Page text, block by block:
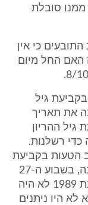
ממנו סובלת
5/05 הודיע ב"כ התובעים כי אין
האם החל מיום
גיל
את תאריך
גיל ההריון
כדי רשלנות.
הטעות בקביעת
גיל ההריון אלא משום שנולדה טרם זמנה, בשבוע ה-27
ובמשקל של 1,225 גר'. עוד נטען שבשנת 1989 לא היה
לא היו ניתנים